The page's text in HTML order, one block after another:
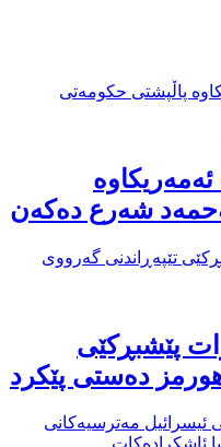
شەرع دەكەن
پێشبڕکێى
دەستى پێکرد